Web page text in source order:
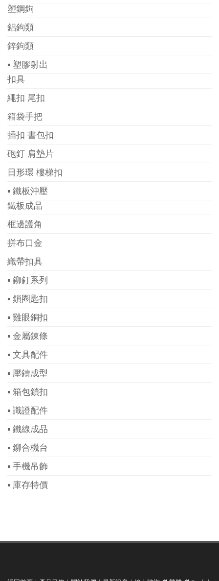
塑鋼鉤
鋁鉤類
鋅鉤類
▪ 塑膠射出
扣具
繩扣 尾扣
箱袋手把
插扣 書包扣
砲釘 肩墊片
日形環 樓梯扣
▪ 鐵板沖壓
鐵板成品
框邊護角
拼布口金
織帶扣具
▪ 鉚釘系列
▪ 鎖圈匙扣
▪ 雞眼銅扣
▪ 金屬鍊條
▪ 文具配件
▪ 壓鑄成型
▪ 箱包鎖扣
▪ 識證配件
▪ 鐵線成品
▪ 鉚合機台
▪ 手機吊飾
▪ 庫存特價